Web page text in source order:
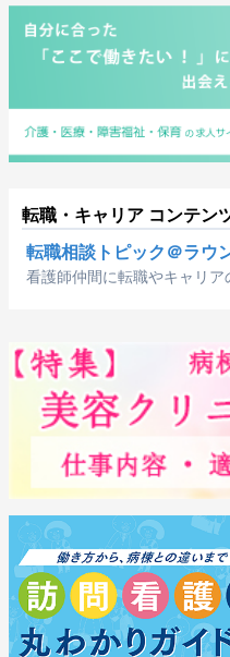
転職・キャリア コンテン
転職相談トピック＠ラウ
看護師仲間に転職やキャリア